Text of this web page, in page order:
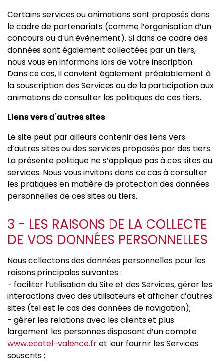
Certains services ou animations sont proposés dans
le cadre de partenariats (comme l’organisation d’un
concours ou d’un événement). Si dans ce cadre des
données sont également collectées par un tiers,
nous vous en informons lors de votre inscription.
Dans ce cas, il convient également préalablement à
la souscription des Services ou de la participation aux
animations de consulter les politiques de ces tiers.
Liens vers d’autres sites
Le site peut par ailleurs contenir des liens vers
d’autres sites ou des services proposés par des tiers.
La présente politique ne s’applique pas à ces sites ou
services. Nous vous invitons dans ce cas à consulter
les pratiques en matière de protection des données
personnelles de ces sites ou tiers.
3 - LES RAISONS DE LA COLLECTE
DE VOS DONNÉES PERSONNELLES
Nous collectons des données personnelles pour les
raisons principales suivantes :
- faciliter l’utilisation du Site et des Services, gérer les
interactions avec des utilisateurs et afficher d’autres
sites (tel est le cas des données de navigation);
- gérer les relations avec les clients et plus
largement les personnes disposant d’un compte
www.ecotel-valence.fret leur fournir les Services
souscrits ;